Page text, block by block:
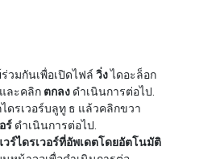
วมกันเพื่อเปิดไฟล์ วิ่งไดอะล็อก
ละคลิก ตกลง ดำเนินการต่อไป.
ดรเวอร์บลูทู ธ แล้วคลิกขวา
ร์ ดำเนินการต่อไป.
ร์ไดรเวอร์ที่อัพเดตโดยอัตโนมัติ